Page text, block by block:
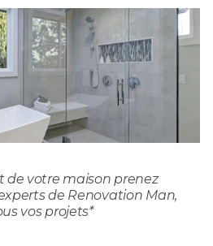
de votre maison prenez
de Renovation Man,
vos projets*